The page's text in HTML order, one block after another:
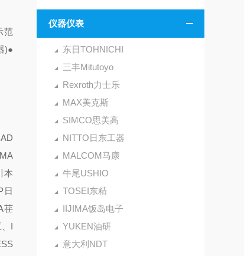
仪器仪表
东日TOHNICHI
三丰Mitutoyo
Rexroth力士乐
MAX美克斯
SIMCO思美高
NITTO日东工器
MALCOM马康
牛尾USHIO
TOSEI东精
IIJIMA饭岛电子
YUKEN油研
意大利NDT
范
)●
本
日
荏
I